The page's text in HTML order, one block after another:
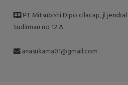
PT Mitsubishi Dipo cilacap, jl jendral
Sudirman no 12 A
anasukama01@gmail.com